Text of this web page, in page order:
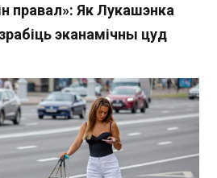
правал»: Як Лукашэнка
эканамічны цуд